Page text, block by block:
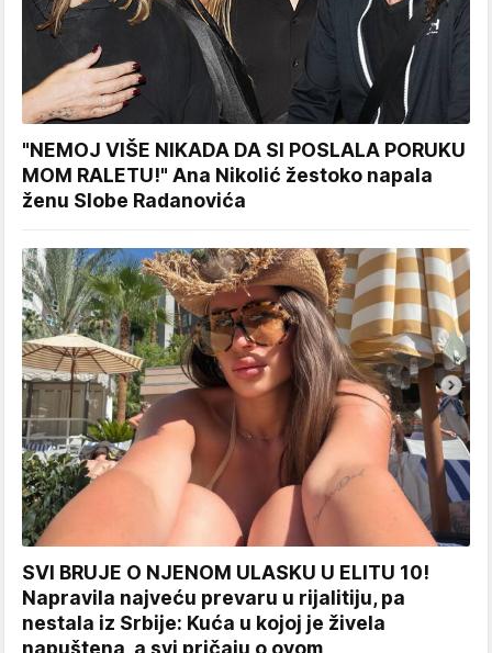
"NEMOJ VIŠE NIKADA DA SI POSLALA PORUKU
MOM RALETU!" Ana Nikolić žestoko napala
ženu Slobe Radanovića
SVI BRUJE O NJENOM ULASKU U ELITU 10!
Napravila najveću prevaru u rijalitiju, pa
nestala iz Srbije: Kuća u kojoj je živela
napuštena, a svi pričaju o ovom